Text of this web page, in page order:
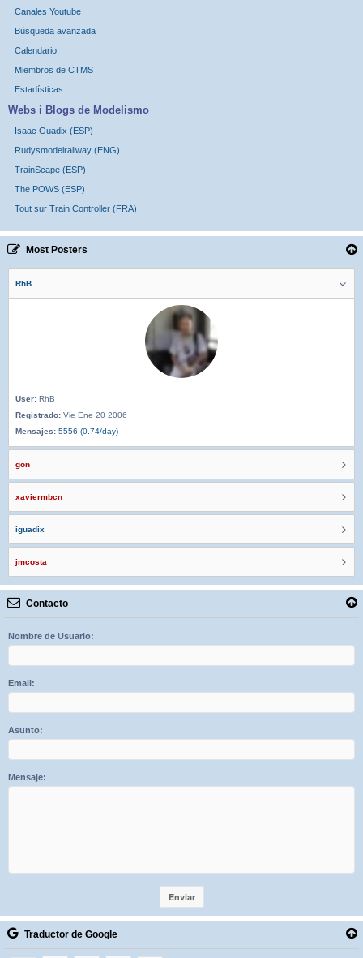
Canales Youtube
Búsqueda avanzada
Calendario
Miembros de CTMS
Estadísticas
Webs i Blogs de Modelismo
Isaac Guadix (ESP)
Rudysmodelrailway (ENG)
TrainScape (ESP)
The POWS (ESP)
Tout sur Train Controller (FRA)
Most Posters
RhB
User: RhB
Registrado: Vie Ene 20 2006
Mensajes: 5556 (0.74/day)
gon
xaviermbcn
iguadix
jmcosta
Contacto
Nombre de Usuario:
Email:
Asunto:
Mensaje:
Traductor de Google